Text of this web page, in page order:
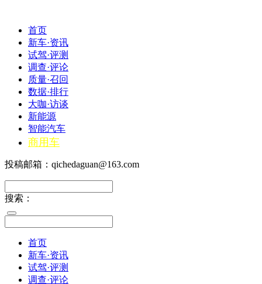
首页
新车·资讯
试驾·评测
调查·评论
质量·召回
数据·排行
大咖·访谈
新能源
智能汽车
商用车
投稿邮箱：qichedaguan@163.com
搜索：
首页
新车·资讯
试驾·评测
调查·评论